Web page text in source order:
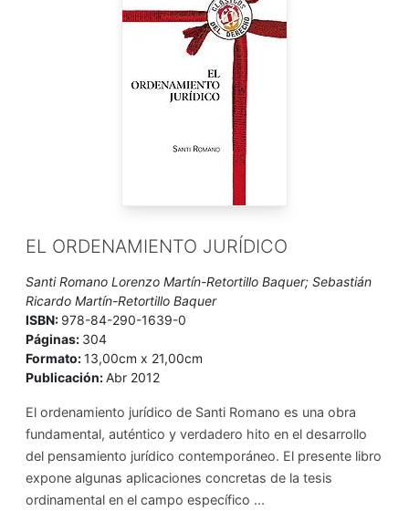
EL ORDENAMIENTO JURÍDICO
Santi Romano Lorenzo Martín-Retortillo Baquer; Sebastián
Ricardo Martín-Retortillo Baquer
ISBN: 978-84-290-1639-0
Páginas: 304
Formato:13,00cm x 21,00cm
Publicación:Abr 2012
El ordenamiento jurídico de Santi Romano es una obra
fundamental, auténtico y verdadero hito en el desarrollo
del pensamiento jurídico contemporáneo. El presente libro
expone algunas aplicaciones concretas de la tesis
ordinamental en el campo específico ...